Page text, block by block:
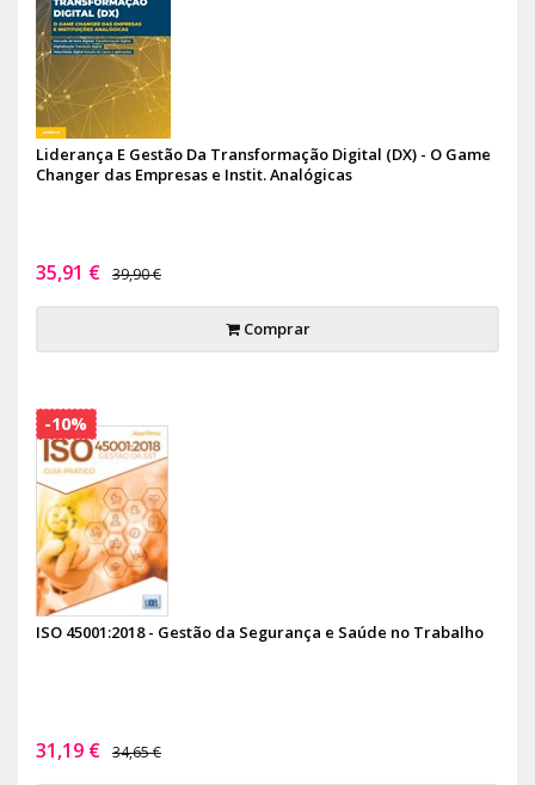
Liderança E Gestão Da Transformação Digital (DX) - O Game
Changer das Empresas e Instit. Analógicas
35,91 € 39,90 €
Comprar
ISO 45001:2018 - Gestão da Segurança e Saúde no Trabalho
31,19 € 34,65 €
-10%